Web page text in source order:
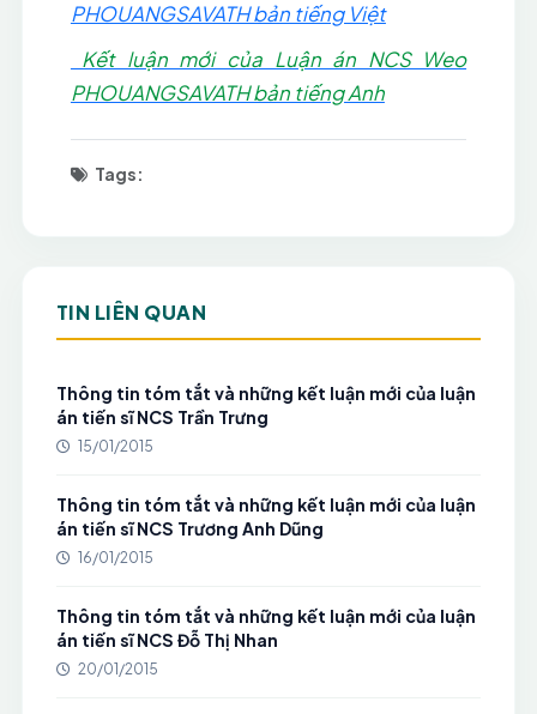
PHOUANGSAVATH bản tiếng Việt
Kết luận mới của Luận án NCS Weo
PHOUANGSAVATH bản tiếng Anh
Tags:
TIN LIÊN QUAN
Thông tin tóm tắt và những kết luận mới của luận
án tiến sĩ NCS Trần Trưng
15/01/2015
Thông tin tóm tắt và những kết luận mới của luận
án tiến sĩ NCS Trương Anh Dũng
16/01/2015
Thông tin tóm tắt và những kết luận mới của luận
án tiến sĩ NCS Đỗ Thị Nhan
20/01/2015